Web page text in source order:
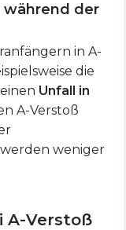
während der
in A-
die
Unfall in
A-Verstoß
weniger
A-Verstoß